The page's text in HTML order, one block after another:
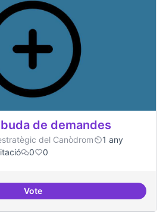
de demandes
del Canòdrom
1 any
0 0
VoteProtocol de rebuda de demandes